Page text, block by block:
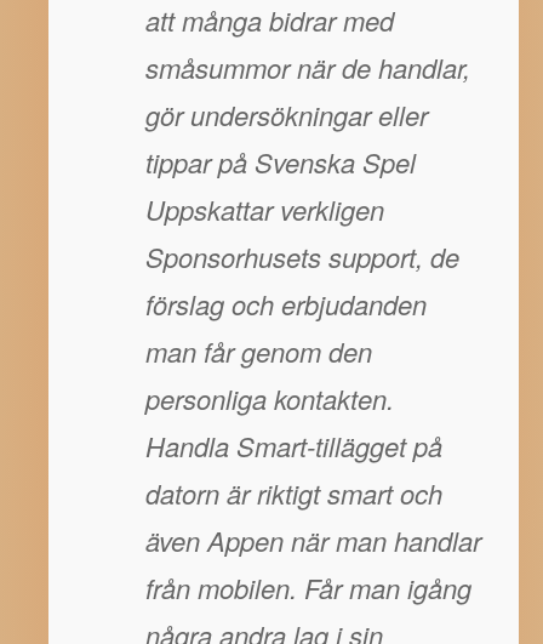
att många bidrar med
småsummor när de handlar,
gör undersökningar eller
tippar på Svenska Spel
Uppskattar verkligen
Sponsorhusets support, de
förslag och erbjudanden
man får genom den
personliga kontakten.
Handla Smart-tillägget på
datorn är riktigt smart och
även Appen när man handlar
från mobilen. Får man igång
några andra lag i sin